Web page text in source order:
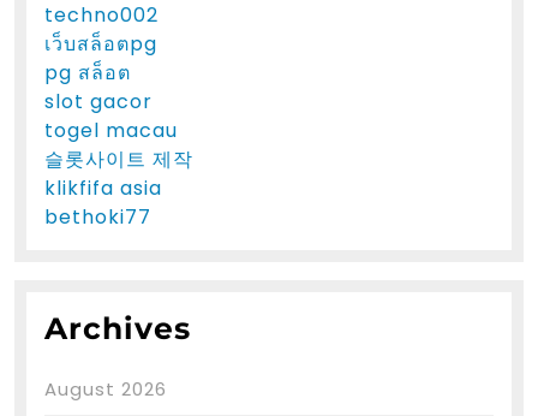
techno002
เว็บสล็อตpg
pg สล็อต
slot gacor
togel macau
슬롯사이트 제작
klikfifa asia
bethoki77
Archives
August 2026